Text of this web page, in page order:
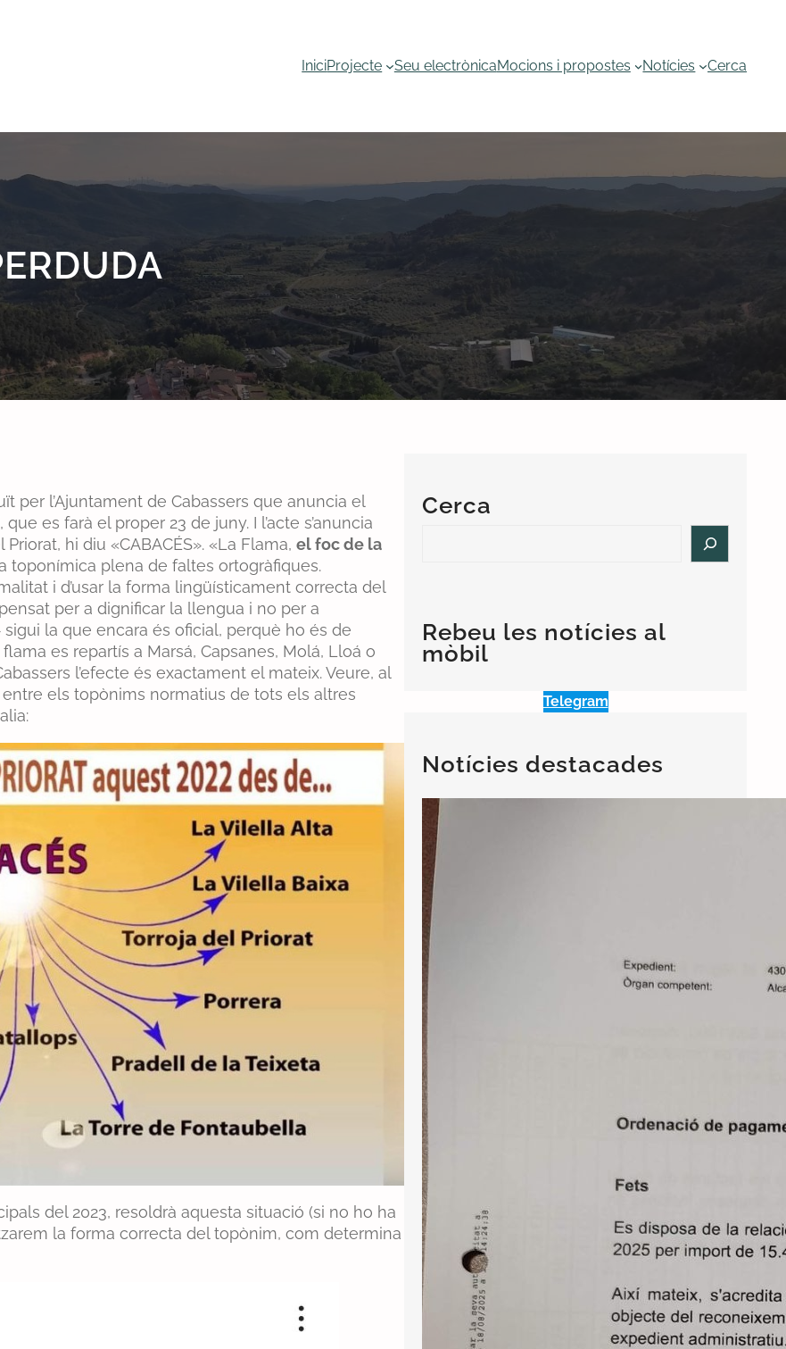
IniciProjecte Seu electrònicaMocions i propostes Notícies Cerca
per l’Ajuntament de Cabassers que anuncia el
es farà el proper 23 de juny. I l’acte s’anuncia
hi diu «CABACÉS». «La Flama, el foc de la
toponímica plena de faltes ortogràfiques.
i d’usar la forma lingüísticament correcta del
per a dignificar la llengua i no per a
la que encara és oficial, perquè ho és de
es repartís a Marsá, Capsanes, Molá, Lloá o
l’efecte és exactament el mateix. Veure, al
els topònims normatius de tots els altres
del 2023, resoldrà aquesta situació (si no ho ha
la forma correcta del topònim, com determina
Cerca
c
hRebeu les notícies al
mòbil
Telegram
Notícies destacades
aprovats des de l’abril de 2023, per
facilitar-ne la consulta. Si us interessa